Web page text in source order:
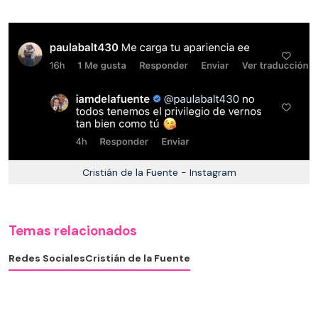
Cristián de la Fuente - Instagram
Temas relacionados
Redes SocialesCristián de la Fuente